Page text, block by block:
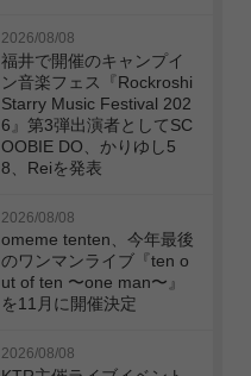
2026/08/08
福井で開催のキャンプイ
ン音楽フェス『Rockroshi
Starry Music Festival 202
6』第3弾出演者としてSC
OOBIE DO、かりゆし5
8、Reiを発表
2026/08/08
omeme tenten、今年最後
のワンマンライブ『ten o
ut of ten 〜one man〜』
を11月に開催決定
2026/08/08